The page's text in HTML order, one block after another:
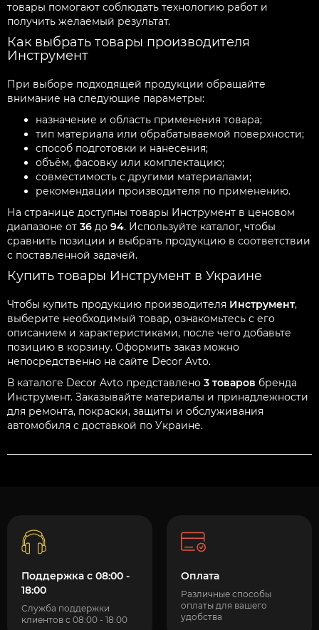
товары помогают соблюдать технологию работ и
получить желаемый результат.
Как выбрать товары производителя
Инструмент
При выборе подходящей продукции обращайте
внимание на следующие параметры:
назначение и область применения товара;
тип материала или обрабатываемой поверхности;
способ подготовки и нанесения;
объём, фасовку или комплектацию;
совместимость с другими материалами;
рекомендации производителя по применению.
На странице доступны товары Инструмент в ценовом
диапазоне от 36 до 94. Используйте каталог, чтобы
сравнить позиции и выбрать продукцию в соответствии
с поставленной задачей.
Купить товары Инструмент в Украине
Чтобы купить продукцию производителя Инструмент,
выберите необходимый товар, ознакомьтесь с его
описанием и характеристиками, после чего добавьте
позицию в корзину. Оформить заказ можно
непосредственно на сайте Decor Avto.
В каталоге Decor Avto представлено 3 товаров бренда
Инструмент. Заказывайте материалы и принадлежности
для ремонта, покраски, защиты и обслуживания
автомобиля с доставкой по Украине.
Поддержка с 08:00 -
18:00
Служба поддержки
клиентов с 08:00 - 18:00
Оплата
Различные способы
оплаты для вашего
удобства